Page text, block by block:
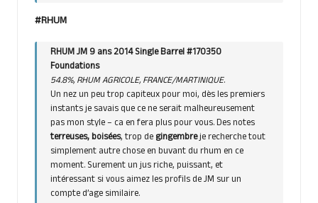
#RHUM
RHUM JM 9 ans 2014 Single Barrel #170350
Foundations
54.8%, RHUM AGRICOLE, FRANCE/MARTINIQUE.
Un nez un peu trop capiteux pour moi, dès les premiers
instants je savais que ce ne serait malheureusement
pas mon style – ca en fera plus pour vous. Des notes
terreuses, boisées, trop degingembreje recherche tout
simplement autre chose en buvant du rhum en ce
moment. Surement un jus riche, puissant, et
intéressant si vous aimez les profils de JM sur un
compte d’age similaire.